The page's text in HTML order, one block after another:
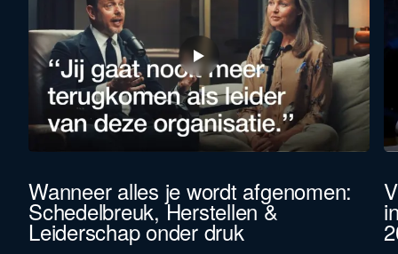
Wanneer alles je wordt afgenomen:
Schedelbreuk, Herstellen &
Leiderschap onder druk